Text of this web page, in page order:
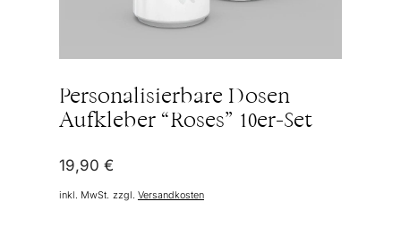
Personalisierbare Dosen
Aufkleber “Roses” 10er-Set
19,90 €
inkl. MwSt. zzgl. Versandkosten